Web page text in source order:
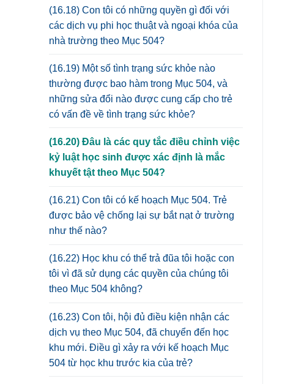
(16.18) Con tôi có những quyền gì đối với
các dịch vụ phi học thuật và ngoại khóa của
nhà trường theo Mục 504?
(16.19) Một số tình trạng sức khỏe nào
thường được bao hàm trong Mục 504, và
những sửa đổi nào được cung cấp cho trẻ
có vấn đề về tình trạng sức khỏe?
(16.20) Đâu là các quy tắc điều chỉnh việc
kỷ luật học sinh được xác định là mắc
khuyết tật theo Mục 504?
(16.21) Con tôi có kế hoạch Mục 504. Trẻ
được bảo vệ chống lại sự bắt nạt ở trường
như thế nào?
(16.22) Học khu có thể trả đũa tôi hoặc con
tôi vì đã sử dụng các quyền của chúng tôi
theo Mục 504 không?
(16.23) Con tôi, hội đủ điều kiện nhận các
dịch vụ theo Mục 504, đã chuyển đến học
khu mới. Điều gì xảy ra với kế hoạch Mục
504 từ học khu trước kia của trẻ?